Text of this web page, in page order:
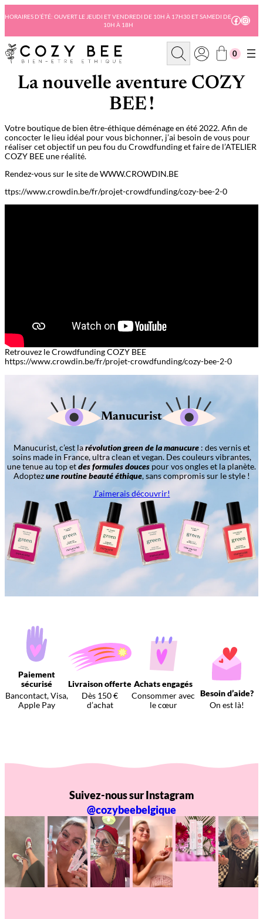
au
HORAIRES D’ÉTÉ: OUVERT LE JEUDI ET VENDREDI DE 10H À 17H30 ET SAMEDI DE
10H À 18H
R
c
e
0
La nouvelle aventure COZY
BEE !
Votre boutique de bien être-éthique déménage en été 2022. Afin de
concocter le lieu idéal pour vous bichonner, j’ai besoin de vous pour
réaliser cet objectif un peu fou du Crowdfunding et faire de l’ATELIER
COZY BEE une réalité.
Rendez-vous sur le site de WWW.CROWDIN.BE
ttps://www.crowdin.be/fr/projet-crowdfunding/cozy-bee-2-0
Retrouvez le Crowdfunding COZY BEE
https://www.crowdin.be/fr/projet-crowdfunding/cozy-bee-2-0
Manucurist
Manucurist, c’est larévolution green de la manucure: des vernis et
soins made in France, ultra clean et vegan. Des couleurs vibrantes,
une tenue au top etdes formules douces pour vos ongles et la planète.
Adoptezune routine beauté éthique, sans compromis sur le style !
J’aimerais découvrir!
Paiement
sécurisé
Bancontact, Visa,
Apple Pay
Livraison offerte
Dès 150 €
d’achat
Achats engagés
Consommer avec
le cœur
Besoin d’aide?
On est là!
Suivez-nous sur Instagram
@cozybeebelgique